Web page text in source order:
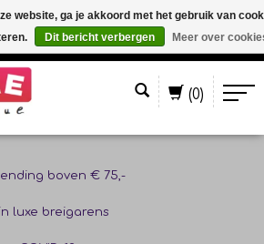
(0)
boven € 75,-
luxe breigarens
website, ga je akkoord met het gebruik van
Dit bericht verbergen Meer over